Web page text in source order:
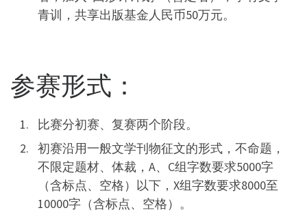
青训，共享出版基金人民币50万元。
参赛形式：
比赛分初赛、复赛两个阶段。
初赛沿用一般文学刊物征文的形式，不命题，
不限定题材、体裁，A、C组字数要求5000字
（含标点、空格）以下，X组字数要求8000至
10000字（含标点、空格）。